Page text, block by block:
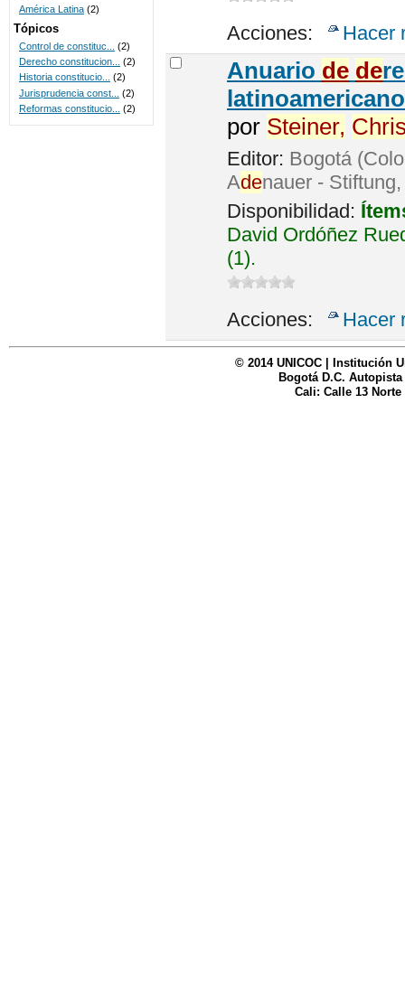
Acciones: Hacer
Anuario de de
por Steiner,
Editor: Bogotá
Adenauer -
Disponibilidad:
David Ordóñez
(1).
Acciones: Hacer
América Latina (2)
Tópicos
Control de constituc...
(2)
Derecho constitucion...
(2)
Historia constitucio... (2)
Jurisprudencia const...
(2)
Reformas constitucio...
(2)
© 2014 UNICOC | Institución
Bogotá D.C. Autopista
Cali: Calle 13 Norte